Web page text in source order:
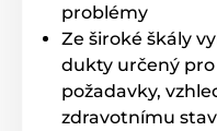
problémy
Ze široké škály
dukty určený
požadavky,
zdravotnímu